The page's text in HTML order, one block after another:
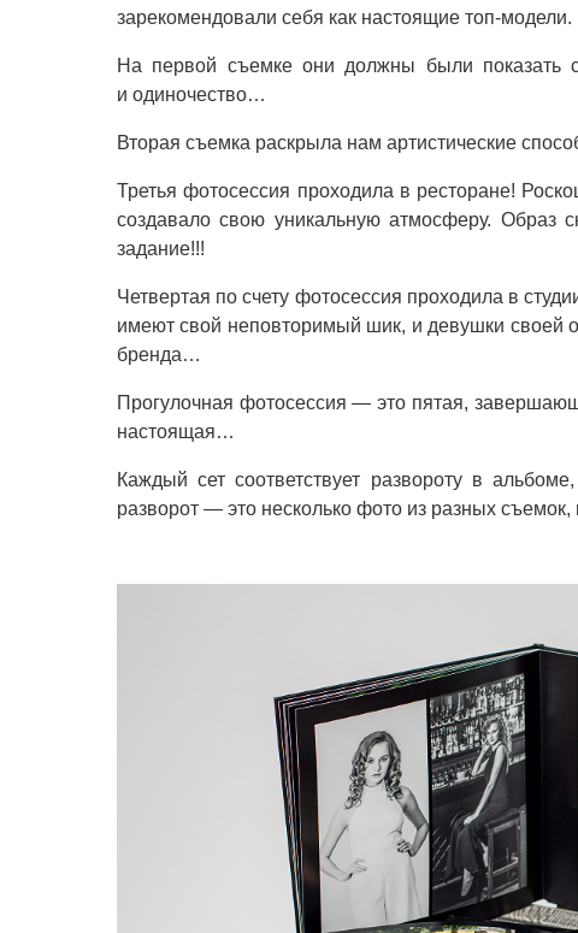
зарекомендовали себя как настоящие топ-модели.
На первой съемке они должны были показать
и одиночество…
Вторая съемка раскрыла нам артистические
Третья фотосессия проходила в ресторане!
создавало свою уникальную атмосферу.
задание!!!
Четвертая по счету фотосессия проходила в
имеют свой неповторимый шик, и девушки своей
бренда…
Прогулочная фотосессия — это пятая,
настоящая…
Каждый сет соответствует развороту в
разворот — это несколько фото из разных